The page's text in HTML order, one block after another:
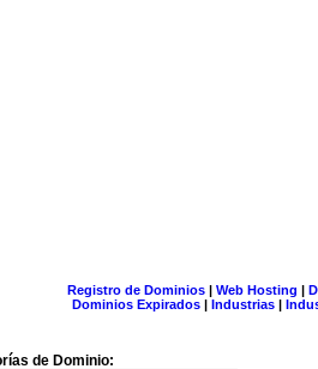
Registro de Dominios| Web Hosting |
Dominios Expirados | Industrias |
de Dominio: